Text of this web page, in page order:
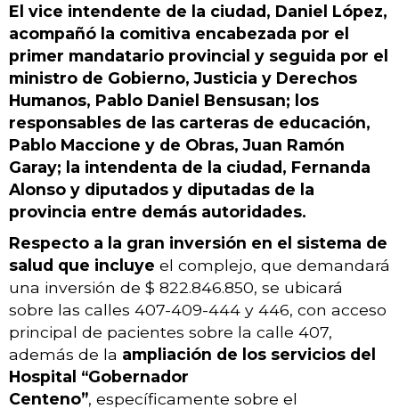
El vice intendente de la ciudad, Daniel López,
acompañó la comitiva encabezada por el
primer mandatario provincial y seguida por el
ministro de Gobierno, Justicia y Derechos
Humanos, Pablo Daniel Bensusan; los
responsables de las carteras de educación,
Pablo Maccione y de Obras, Juan Ramón
Garay; la intendenta de la ciudad, Fernanda
Alonso y diputados y diputadas de la
provincia entre demás autoridades.
Respecto a la gran inversión en el sistema de
salud que incluye el complejo, que demandará
una inversión de $ 822.846.850, se ubicará
sobre las calles 407-409-444 y 446, con acceso
principal de pacientes sobre la calle 407,
además de la ampliación de los servicios del
Hospital “Gobernador
Centeno”, específicamente sobre el